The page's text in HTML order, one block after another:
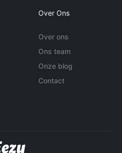
Over Ons
Over ons
Ons team
Onze blog
Contact